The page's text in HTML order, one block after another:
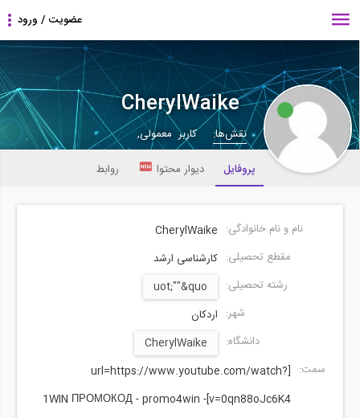
CherylWaike
نقش‌ها:
کاربر معمولی,
پروفایل
دیوار محتوا روابط
نام و نام خانوادگی: CherylWaike
مقطع تحصیلی: کارشناسی ارشد
رشته تحصیلی:
uot;""&quo
شهر: اردکان
دانشگاه:
CherylWaike
سمت:
[url=https://www.youtube.com/watch?
v=0qn88oJc6K4]1WIN ПРОМОКОД - promo4win -